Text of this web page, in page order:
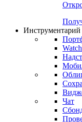
Инструментарий